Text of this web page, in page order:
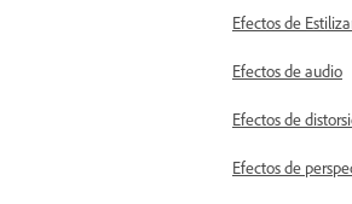
Efectos de
Efectos de audio
Efectos de
Efectos de